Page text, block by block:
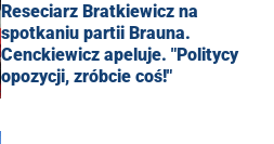
Reseciarz Bratkiewicz na
spotkaniu partii Brauna.
Cenckiewicz apeluje. "Politycy
opozycji, zróbcie coś!"